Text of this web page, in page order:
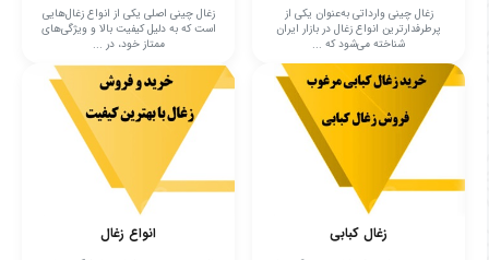
زغال چینی وارداتی به‌عنوان یکی از
پرطرفدارترین انواع زغال در بازار ایران
شناخته می‌شود که ...
زغال چینی اصلی یکی از انواع زغال‌هایی
است که به دلیل کیفیت بالا و ویژگی‌های
ممتاز خود، در ...
زغال کبابی انواع زغال